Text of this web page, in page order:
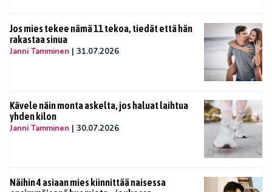
Jos mies tekee nämä 11 tekoa, tiedät että hän
rakastaa sinua
Janni Tamminen | 31.07.2026
Kävele näin monta askelta, jos haluat laihtua
yhden kilon
Janni Tamminen | 30.07.2026
Näihin 4 asiaan mies kiinnittää naisessa